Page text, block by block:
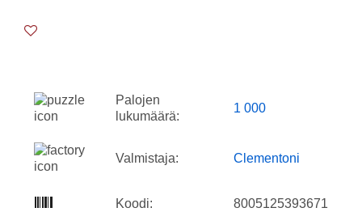
Palojen
lukumäärä:
1 000
Valmistaja: Clementoni
Koodi: 8005125393671